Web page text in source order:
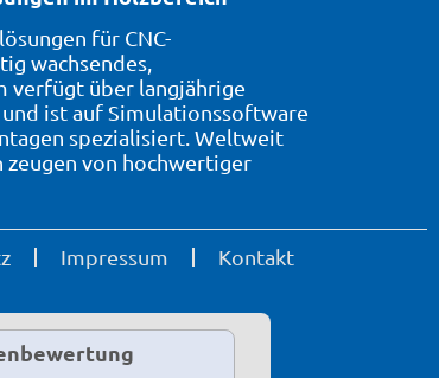
für CNC-
wachsendes,
verfügt über langjährige
ist auf Simulationssoftware
spezialisiert. Weltweit
zeugen von hochwertiger
Impressum Kontakt